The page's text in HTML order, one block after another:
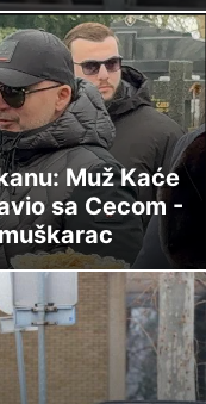
Muž Kaće
sa Cecom -